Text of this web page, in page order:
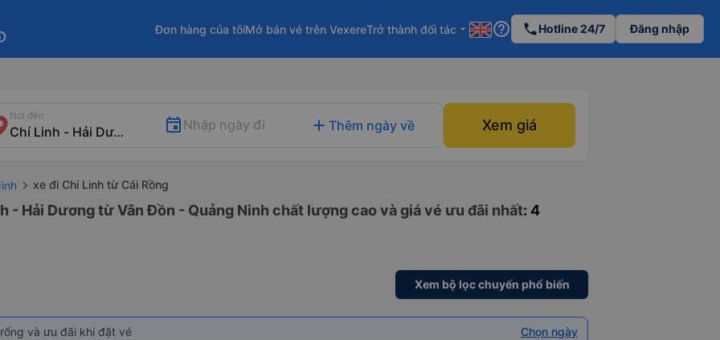
Đơn hàng của tôiMở bán vé trên VexereTrở thành đối tác arrow_drop_down help_outline phoneHotline 24/7 Đăng nhập
Nơi đến
Nhập ngày đi add Thêm ngày về Xem giá
xe đi Chí Linh từ Cái Rồng
- Hải Dương từ Vân Đồn - Quảng Ninh chất lượng cao và giá vé ưu đãi nhất: 4
Xem bộ lọc chuyến phổ biến
và ưu đãi khi đặt vé Chọn ngày